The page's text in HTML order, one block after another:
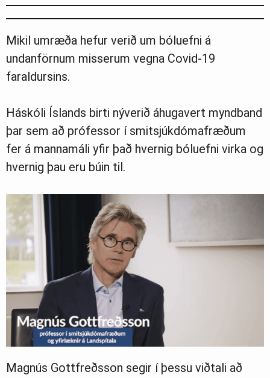
Greinasafn
Ljósmyndasafn
Mikil umræða hefur verið um bóluefni á
undanförnum misserum vegna Covid-19
faraldursins.
Háskóli Íslands birti nýverið áhugavert myndband
þar sem að prófessor í smitsjúkdómafræðum
fer á mannamáli yfir það hvernig bóluefni virka og
hvernig þau eru búin til.
Magnús Gottfreðsson segir í þessu viðtali að